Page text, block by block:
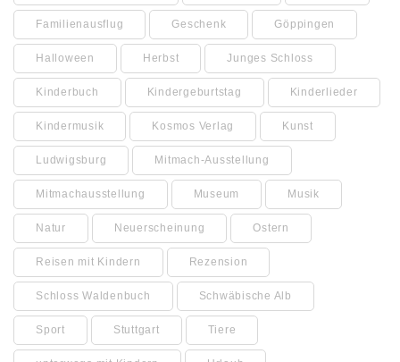
Familienausflug Geschenk Göppingen
Halloween Herbst Junges Schloss
Kinderbuch Kindergeburtstag Kinderlieder
Kindermusik Kosmos Verlag Kunst
Ludwigsburg Mitmach-Ausstellung
Mitmachausstellung Museum Musik
Natur Neuerscheinung Ostern
Reisen mit Kindern Rezension
Schloss Waldenbuch Schwäbische Alb
Sport Stuttgart Tiere